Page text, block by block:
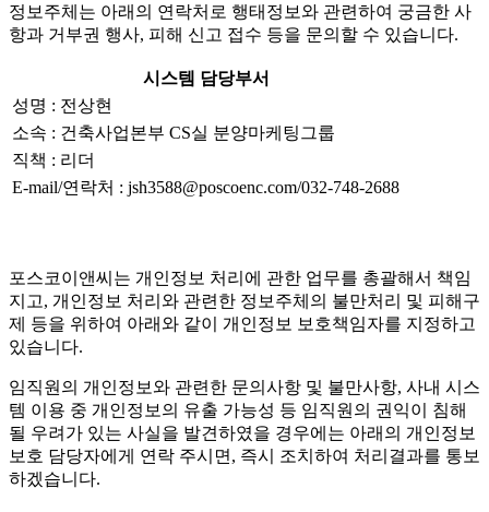
정보주체는 아래의 연락처로 행태정보와 관련하여 궁금한 사
항과 거부권 행사, 피해 신고 접수 등을 문의할 수 있습니다.
시스템 담당부서
성명 : 전상현
소속 : 건축사업본부 CS실 분양마케팅그룹
직책 : 리더
E-mail/연락처 : jsh3588@poscoenc.com/032-748-2688
포스코이앤씨는 개인정보 처리에 관한 업무를 총괄해서 책임
지고, 개인정보 처리와 관련한 정보주체의 불만처리 및 피해구
제 등을 위하여 아래와 같이 개인정보 보호책임자를 지정하고
있습니다.
임직원의 개인정보와 관련한 문의사항 및 불만사항, 사내 시스
템 이용 중 개인정보의 유출 가능성 등 임직원의 권익이 침해
될 우려가 있는 사실을 발견하였을 경우에는 아래의 개인정보
보호 담당자에게 연락 주시면, 즉시 조치하여 처리결과를 통보
하겠습니다.